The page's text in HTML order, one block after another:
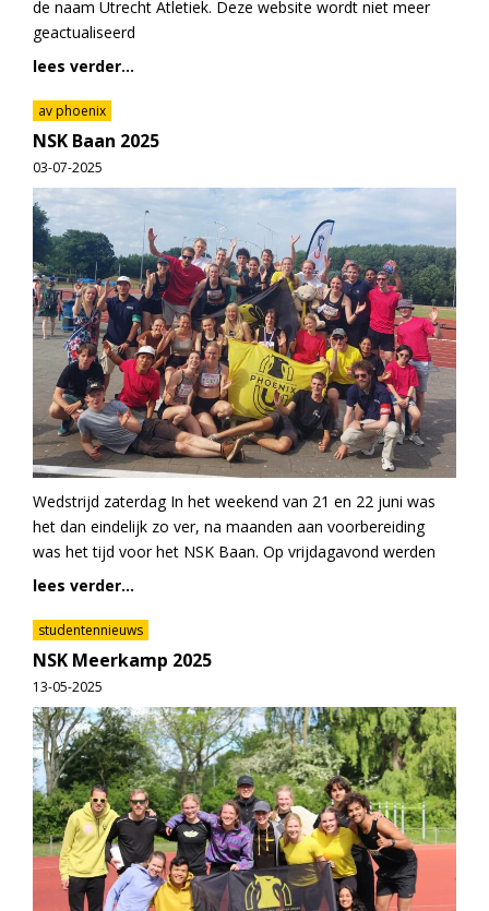
de naam Utrecht Atletiek. Deze website wordt niet meer
geactualiseerd
lees verder...
av phoenix
NSK Baan 2025
03-07-2025
Wedstrijd zaterdag In het weekend van 21 en 22 juni was
het dan eindelijk zo ver, na maanden aan voorbereiding
was het tijd voor het NSK Baan. Op vrijdagavond werden
lees verder...
studentennieuws
NSK Meerkamp 2025
13-05-2025